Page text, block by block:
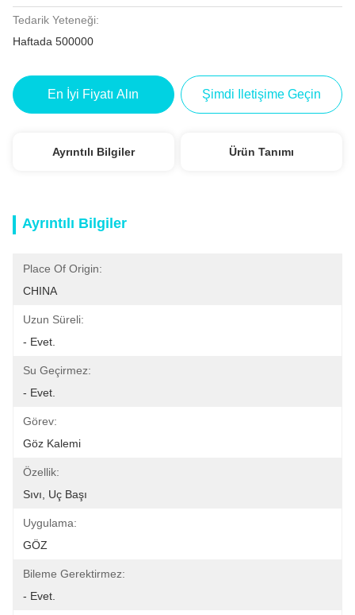
Tedarik Yeteneği:
Haftada 500000
En İyi Fiyatı Alın Şimdi Iletişime Geçin
Ayrıntılı Bilgiler Ürün Tanımı
Ayrıntılı Bilgiler
Place Of Origin:
CHINA
Uzun Süreli:
- Evet.
Su Geçirmez:
- Evet.
Görev:
Göz Kalemi
Özellik:
Sıvı, Uç Başı
Uygulama:
GÖZ
Bileme Gerektirmez:
- Evet.